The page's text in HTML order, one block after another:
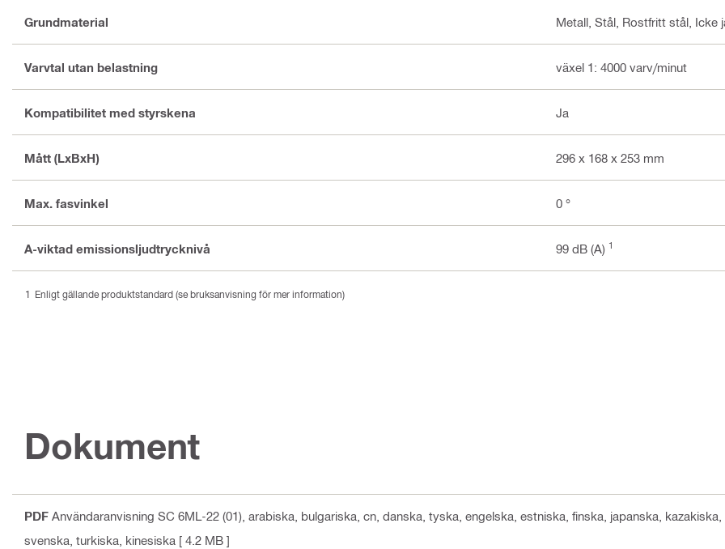
Grundmaterial Metall, Stål, Rostfritt stål, Icke
Varvtal utan belastning växel 1: 4000 varv/minut
Kompatibilitet med styrskena Ja
Mått (LxBxH) 296 x 168 x 253 mm
Max. fasvinkel 0 °
A-viktad emissionsljudtrycknivå 99 dB (A) 1
Enligt gällande produktstandard (se bruksanvisning för mer information)
Dokument
PDF Användaranvisning SC 6ML-22 (01) , arabiska, bulgariska, cn, danska, tyska, engelska, estniska, finska, japanska,
svenska, turkiska, kinesiska [ 4.2 MB ]